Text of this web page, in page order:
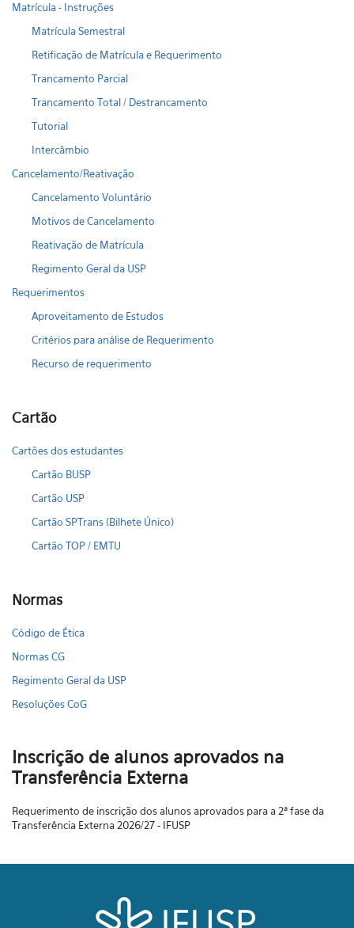
Matrícula - Instruções
Matrícula Semestral
Retificação de Matrícula e Requerimento
Trancamento Parcial
Trancamento Total / Destrancamento
Tutorial
Intercâmbio
Cancelamento/Reativação
Cancelamento Voluntário
Motivos de Cancelamento
Reativação de Matrícula
Regimento Geral da USP
Requerimentos
Aproveitamento de Estudos
Critérios para análise de Requerimento
Recurso de requerimento
Cartão
Cartões dos estudantes
Cartão BUSP
Cartão USP
Cartão SPTrans (Bilhete Único)
Cartão TOP / EMTU
Normas
Código de Ética
Normas CG
Regimento Geral da USP
Resoluções CoG
Inscrição de alunos aprovados na
Transferência Externa
Requerimento de inscrição dos alunos aprovados para a 2ª fase da
Transferência Externa 2026/27 - IFUSP